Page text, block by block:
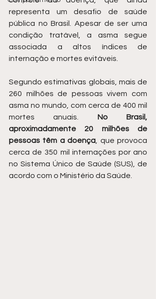
representa um desafio de saúde
pública no Brasil. Apesar de ser uma
condição tratável, a asma segue
associada a altos índices de
internação e mortes evitáveis.
Segundo estimativas globais, mais de
260 milhões de pessoas vivem com
asma no mundo, com cerca de 400 mil
mortes anuais. No Brasil,
aproximadamente 20 milhões de
pessoas têm a doença, que provoca
cerca de 350 mil internações por ano
no Sistema Único de Saúde (SUS), de
acordo com o Ministério da Saúde.